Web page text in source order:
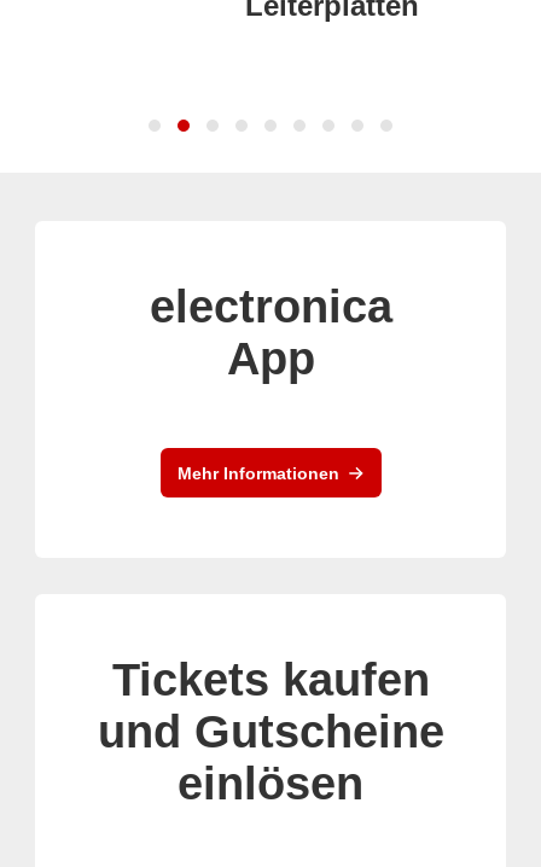
electronica
App
Mehr Informationen
Tickets kaufen
und Gutscheine
einlösen